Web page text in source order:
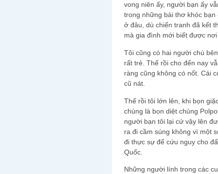
vong niên ấy, người bạn ấy
trong những bài thơ khóc
ở đâu, dù chiến tranh đã kết
mà gia đình mới biết được
Tôi cũng có hai người chú
rất trẻ. Thế rồi cho đến nay
ràng cũng không có nốt. Cái
cũ nát.
Thế rồi tôi lớn lên, khi bọn
chúng là bọn diệt chủng
người bạn tôi lại cứ vậy lên
ra đi cầm súng không vì một
đi thực sự để cứu nguy cho
Quốc.
Những người lính trong các